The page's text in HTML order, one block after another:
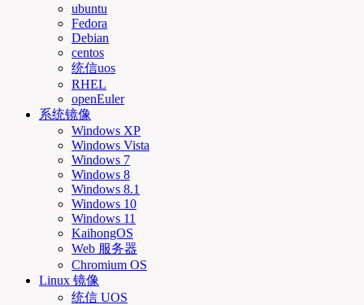
ubuntu
Fedora
Debian
centos
统信uos
RHEL
openEuler
系统镜像
Windows XP
Windows Vista
Windows 7
Windows 8
Windows 8.1
Windows 10
Windows 11
KaihongOS
Web 服务器
Chromium OS
Linux 镜像
统信 UOS